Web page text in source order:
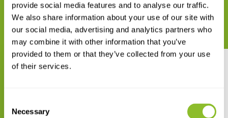
provide social media features and to analyse our traffic.
We also share information about your use of our site with
our social media, advertising and analytics partners who
may combine it with other information that you’ve
provided to them or that they’ve collected from your use
of their services.
Selection
Necessary
GERELATEERDE PRODUCTEN
Maak uw bestelling compleet
A Guide to Butterflies of
Birds of Borneo